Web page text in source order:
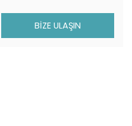
BİZE ULAŞIN